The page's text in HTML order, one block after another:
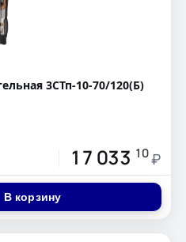
3СТп-10-70/120(Б)
17 033 10 ₽
В корзину